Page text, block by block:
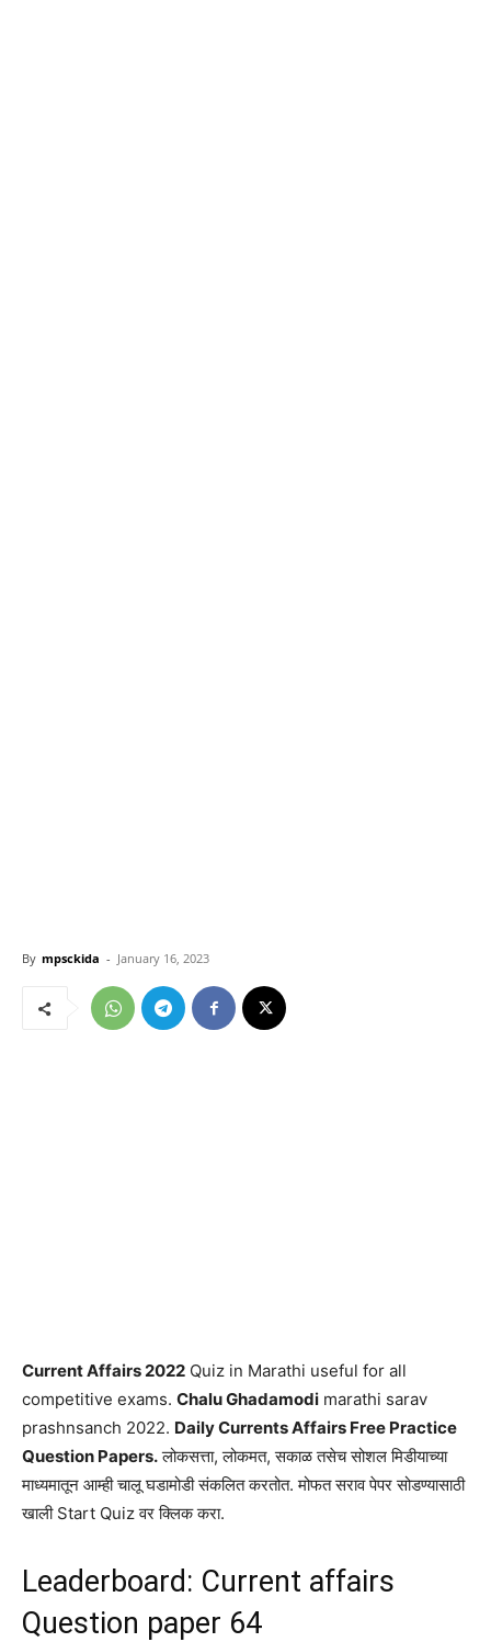
By mpsckida - January 16, 2023
Current Affairs 2022 Quiz in Marathi useful for all
competitive exams. Chalu Ghadamodi marathi sarav
prashnsanch 2022. Daily Currents Affairs Free Practice
Question Papers.लोकसत्ता, लोकमत, सकाळ तसेच सोशल मिडीयाच्या
माध्यमातून आम्ही चालू घडामोडी संकलित करतोत. मोफत सराव पेपर सोडण्यासाठी
खाली Start Quiz वर क्लिक करा.
Leaderboard: Current affairs
Question paper 64